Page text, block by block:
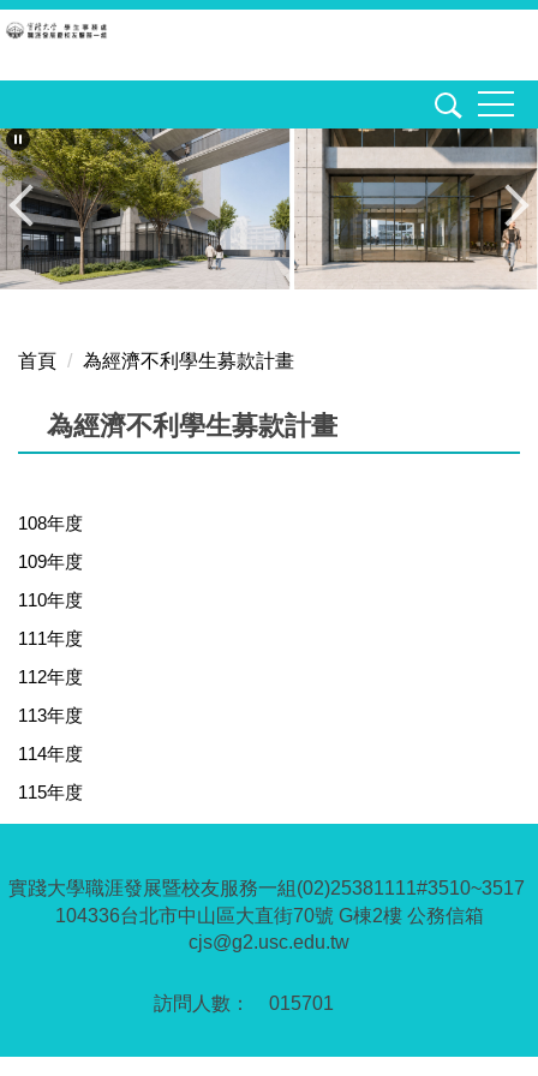
跳
主
內
容
區
首頁 為經濟不利學生募款計畫
為經濟不利學生募款計畫
108年度
109年度
110年度
111年度
112年度
113年度
114年度
115年度
015701
實踐大學職涯發展暨校友服務一組(02)25381111#3510~3517
104336台北市中山區大直街70號 G棟2樓 公務信箱
cjs@g2.usc.edu.tw